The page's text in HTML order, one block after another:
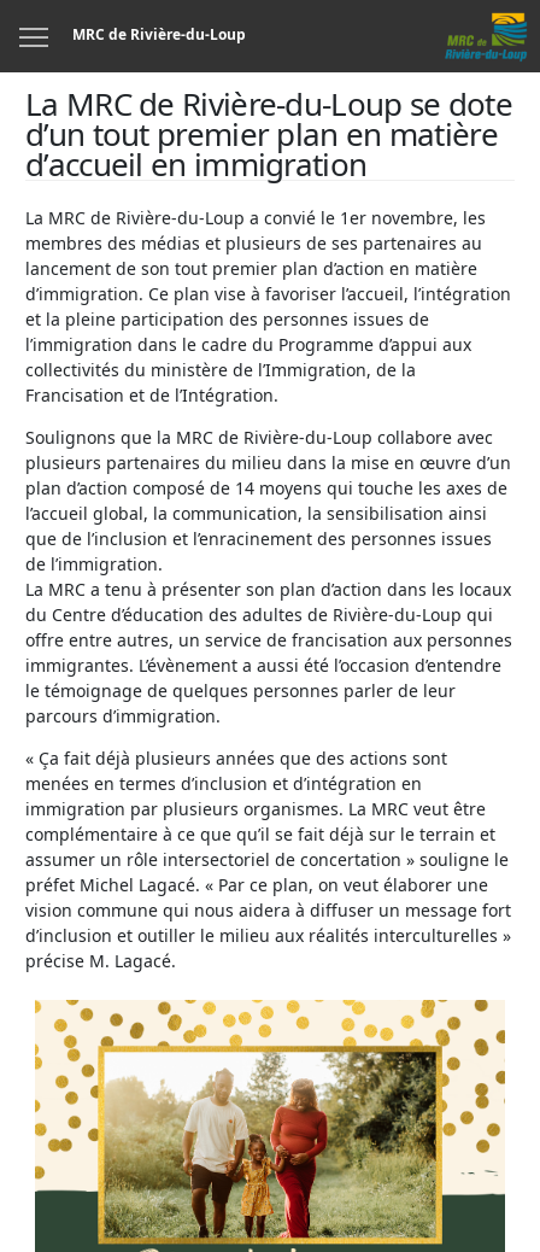
MRC de Rivière-du-Loup
La MRC de Rivière-du-Loup se dote
d’un tout premier plan en matière
d’accueil en immigration
La MRC de Rivière-du-Loup a convié le 1er novembre, les
membres des médias et plusieurs de ses partenaires au
lancement de son tout premier plan d’action en matière
d’immigration. Ce plan vise à favoriser l’accueil, l’intégration
et la pleine participation des personnes issues de
l’immigration dans le cadre du Programme d’appui aux
collectivités du ministère de l’Immigration, de la
Francisation et de l’Intégration.
Soulignons que la MRC de Rivière-du-Loup collabore avec
plusieurs partenaires du milieu dans la mise en œuvre d’un
plan d’action composé de 14 moyens qui touche les axes de
l’accueil global, la communication, la sensibilisation ainsi
que de l’inclusion et l’enracinement des personnes issues
de l’immigration.
La MRC a tenu à présenter son plan d’action dans les locaux
du Centre d’éducation des adultes de Rivière-du-Loup qui
offre entre autres, un service de francisation aux personnes
immigrantes. L’évènement a aussi été l’occasion d’entendre
le témoignage de quelques personnes parler de leur
parcours d’immigration.
« Ça fait déjà plusieurs années que des actions sont
menées en termes d’inclusion et d’intégration en
immigration par plusieurs organismes. La MRC veut être
complémentaire à ce que qu’il se fait déjà sur le terrain et
assumer un rôle intersectoriel de concertation » souligne le
préfet Michel Lagacé. « Par ce plan, on veut élaborer une
vision commune qui nous aidera à diffuser un message fort
d’inclusion et outiller le milieu aux réalités interculturelles »
précise M. Lagacé.